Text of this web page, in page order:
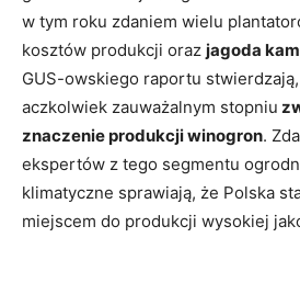
w tym roku zdaniem wielu
kosztów produkcji oraz jagoda
GUS-owskiego raportu
aczkolwiek zauważalnym stopniu
znaczenie produkcji winogron.
ekspertów z tego segmentu
klimatyczne sprawiają, że Polska
miejscem do produkcji wysokiej